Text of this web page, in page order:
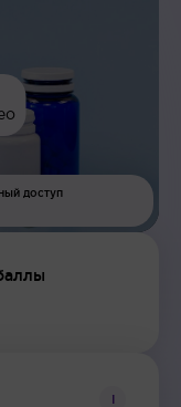
доступ
i